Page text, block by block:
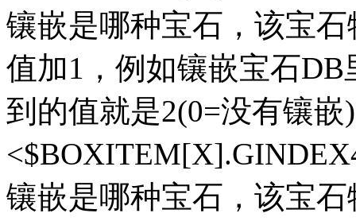
镶嵌是哪种宝石，该宝
值加1，例如镶嵌宝石
到的值就是2(0=没有镶嵌)
镶嵌是哪种宝石，该宝